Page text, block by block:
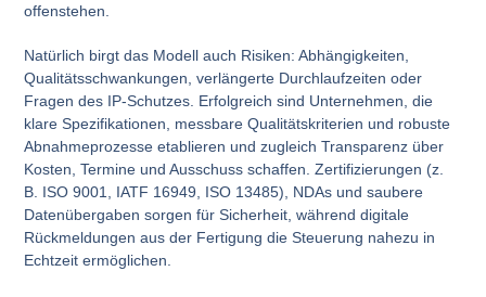
offenstehen.
Natürlich birgt das Modell auch Risiken: Abhängigkeiten,
Qualitätsschwankungen, verlängerte Durchlaufzeiten oder
Fragen des IP-Schutzes. Erfolgreich sind Unternehmen, die
klare Spezifikationen, messbare Qualitätskriterien und robuste
Abnahmeprozesse etablieren und zugleich Transparenz über
Kosten, Termine und Ausschuss schaffen. Zertifizierungen (z.
B. ISO 9001, IATF 16949, ISO 13485), NDAs und saubere
Datenübergaben sorgen für Sicherheit, während digitale
Rückmeldungen aus der Fertigung die Steuerung nahezu in
Echtzeit ermöglichen.